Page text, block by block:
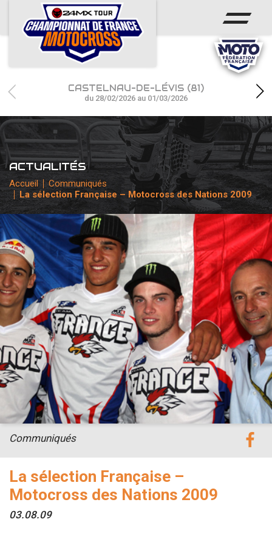
ACCUEIL
ACTUS
CALENDRIER
RÉSULTATS
PHOTOS / WEB TV
CHAMPIONNAT
PARTENAIRES
accéder à la billetterie
CASTELNAU-DE-LÉVIS (81)
du 28/02/2026 au 01/03/2026
ACTUALITÉS
Accueil
Communiqués
La sélection Française – Motocross des Nations 2009
La sélection Française –
Motocross des Nations 2009
03.08.09
Communiqués